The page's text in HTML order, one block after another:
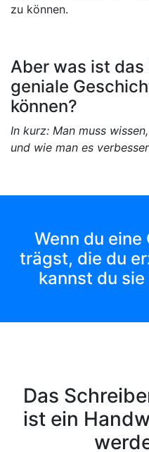
zu können.
Aber was ist das
geniale
können?
In kurz: Man muss
und wie man es
Wenn du
trägst, die du
kannst du
Das
ist ein